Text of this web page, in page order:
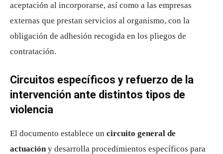
aceptación al incorporarse, así como a las empresas
externas que prestan servicios al organismo, con la
obligación de adhesión recogida en los pliegos de
contratación.
Circuitos específicos y refuerzo de la
intervención ante distintos tipos de
violencia
El documento establece un circuito general de
actuacióny desarrolla procedimientos específicos para